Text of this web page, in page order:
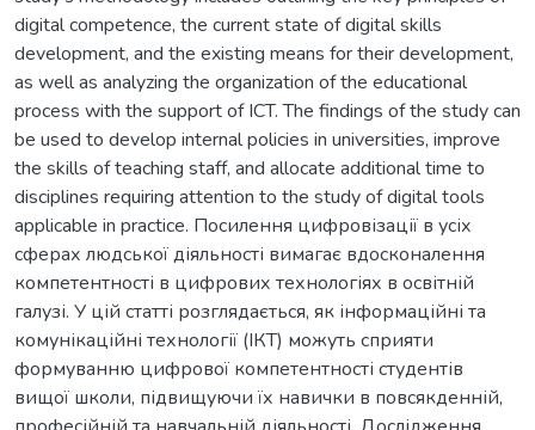
digital competence, the current state of digital skills
development, and the existing means for their development,
as well as analyzing the organization of the educational
process with the support of ICT. The findings of the study can
be used to develop internal policies in universities, improve
the skills of teaching staff, and allocate additional time to
disciplines requiring attention to the study of digital tools
applicable in practice. Посилення цифровізації в усіх
сферах людської діяльності вимагає вдосконалення
компетентності в цифрових технологіях в освітній
галузі. У цій статті розглядається, як інформаційні та
комунікаційні технології (ІКТ) можуть сприяти
формуванню цифрової компетентності студентів
вищої школи, підвищуючи їх навички в повсякденній,